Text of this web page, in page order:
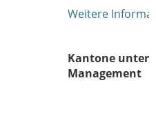
Weitere
Kantone
Management